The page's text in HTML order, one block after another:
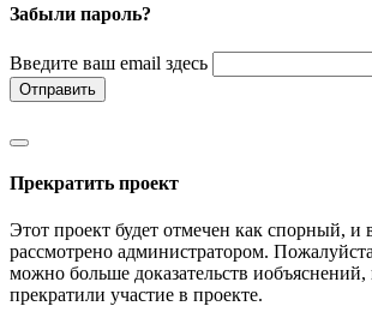
Забыли пароль?
Введите ваш email здесь
Отправить
Прекратить проект
Этот проект будет отмечен как спорный, и
рассмотрено администратором.
можно больше доказательств
прекратили участие в проекте.